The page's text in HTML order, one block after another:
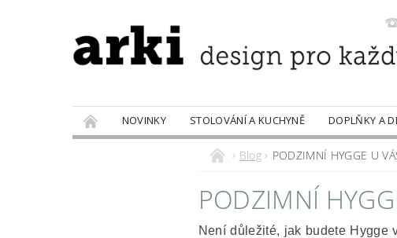
NOVINKY STOLOVÁNÍ A KUCHYNĚ DOPLŇKY A
DOBROTYBlog PODZIMNÍ HYGGE U
PODZIMNÍ
Není důležité, jak budete Hygge